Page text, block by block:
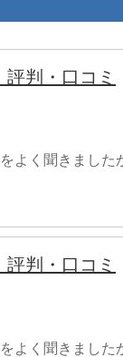
判・口コミ
よく聞きまし
判・口コミ
よく聞きまし